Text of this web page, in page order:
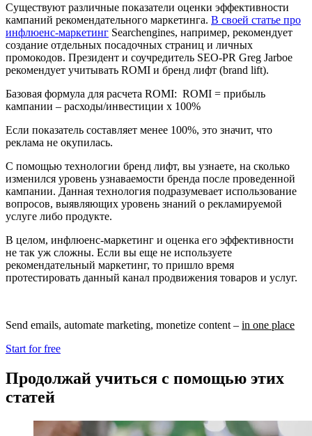
Существуют различные показатели оценки эффективности
кампаний рекомендательного маркетинга. В своей статье про
инфлюенс-маркетинг Searchengines, например, рекомендует
создание отдельных посадочных страниц и личных
промокодов. Президент и соучредитель SEO-PR Greg Jarboe
рекомендует учитывать ROMI и бренд лифт (brand lift).
Базовая формула для расчета ROMI: ROMI = прибыль
кампании – расходы/инвестиции x 100%
Если показатель составляет менее 100%, это значит, что
реклама не окупилась.
С помощью технологии бренд лифт, вы узнаете, на сколько
изменился уровень узнаваемости бренда после проведенной
кампании. Данная технология подразумевает использование
вопросов, выявляющих уровень знаний о рекламируемой
услуге либо продукте.
В целом, инфлюенс-маркетинг и оценка его эффективности
не так уж сложны. Если вы еще не используете
рекомендательный маркетинг, то пришло время
протестировать данный канал продвижения товаров и услуг.
Send emails, automate marketing, monetize content – in one place
Start for free
Продолжай учиться с помощью этих
статей